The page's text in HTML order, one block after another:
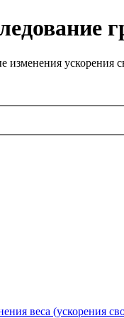
изменения ускорения
веса (ускорения